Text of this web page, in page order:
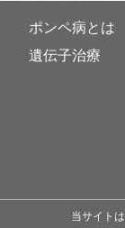
ポンペ病とは
遺伝子治療
当サイト